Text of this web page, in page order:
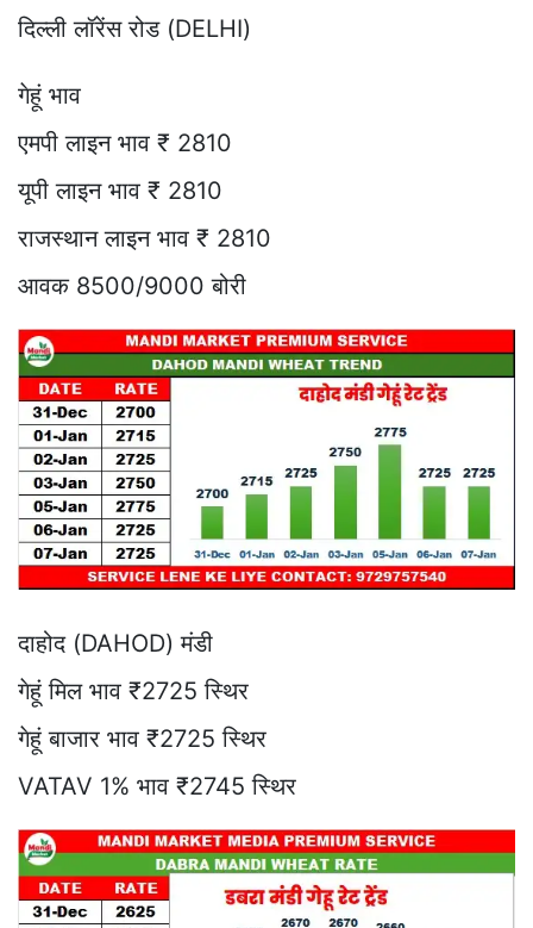
दिल्ली लॉरेंस रोड (DELHI)
गेहूं भाव
एमपी लाइन भाव ₹ 2810
यूपी लाइन भाव ₹ 2810
राजस्थान लाइन भाव ₹ 2810
आवक 8500/9000 बोरी
दाहोद (DAHOD) मंडी
गेहूं मिल भाव ₹2725 स्थिर
गेहूं बाजार भाव ₹2725 स्थिर
VATAV 1% भाव ₹2745 स्थिर